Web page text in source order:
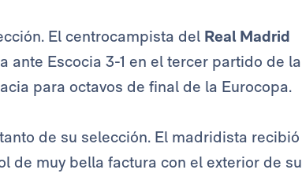
El centrocampista del Real Madrid
ante Escocia 3-1 en el tercer partido de la
para octavos de final de la Eurocopa.
de su selección. El madridista recibió
de muy bella factura con el exterior de su